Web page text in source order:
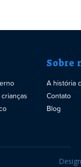
Sobre
A história
Contato
Blog
Design